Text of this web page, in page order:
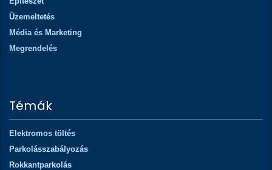
Üzemeltetés
Média és Marketing
Megrendelés
Témák
Elektromos töltés
Parkolásszabályozás
Rokkantparkolás